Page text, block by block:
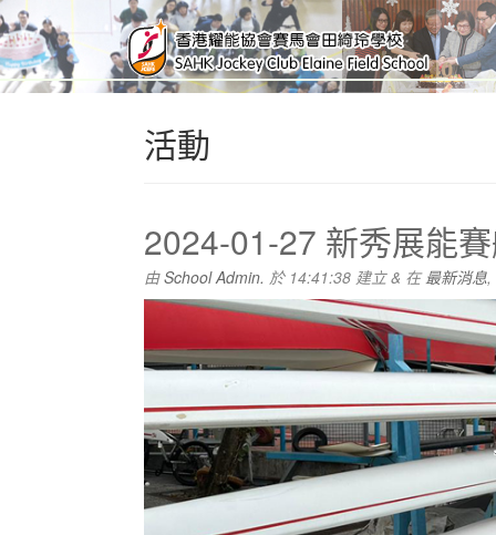
活動
2024-01-27 新秀展能
由School Admin. 於 14:41:38 建立& 在最新消息,